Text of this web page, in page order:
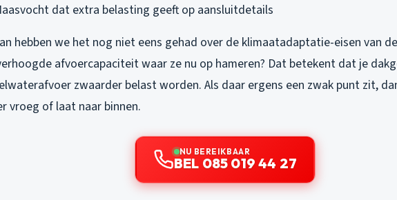
dat extra belasting geeft op aansluitdetails
hebben we het nog niet eens gehad over de klimaatadaptatie-eisen van
afvoercapaciteit waar ze nu op hameren? Dat betekent dat je
zwaarder belast worden. Als daar ergens een zwak punt zit,
vroeg of laat naar binnen.
NU BEREIKBAAR
BEL 085 019 44 27